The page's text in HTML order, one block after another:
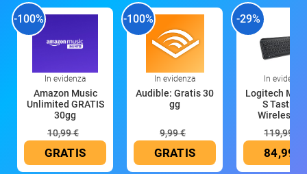
-100%
In evidenza
Amazon Music
Unlimited GRATIS
30gg
10,99 €
GRATIS
-100%
In evidenza
Audible: Gratis 30
gg
9,99 €
GRATIS
-29%
In evidenza
Logitech MX
S Tastiera
Wireless
119,99 €
84,99 €